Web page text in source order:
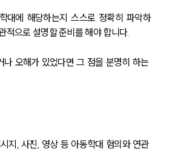
대에 해당하는지 스스로 정확히 파악하
적으로 설명할 준비를 해야 합니다.
나 오해가 있었다면 그 점을 분명히 하는
지, 사진, 영상 등 아동학대 혐의와 연관